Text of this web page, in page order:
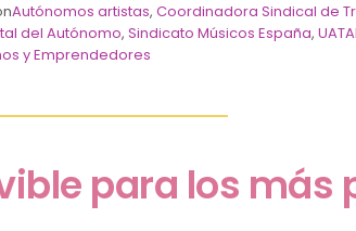
Autónomos artistas,Coordinadora Sindical de
del Autónomo,Sindicato Músicos España,
y Emprendedores
para los más